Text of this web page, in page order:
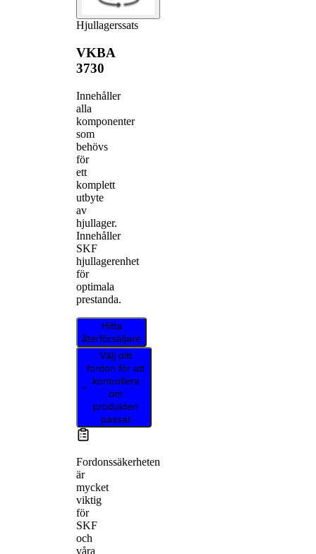
Hjullagerssats
VKBA
3730
Innehåller
alla
komponenter
som
behövs
för
ett
komplett
utbyte
av
hjullager.
Innehåller
SKF
hjullagerenhet
för
optimala
prestanda.
Hitta
återförsäljare
Välj ditt
fordon för att
kontrollera
om
produkten
passar
Fordonssäkerheten
är
mycket
viktig
för
SKF
och
våra